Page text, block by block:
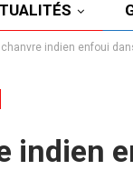
chanvre indien enfoui
indien